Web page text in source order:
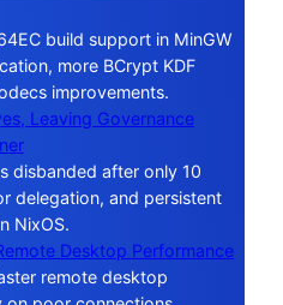
build support in MinGW
more BCrypt KDF
improvements.
Leaving Governance
disbanded after only 10
delegation, and persistent
NixOS.
Desktop Performance
remote desktop